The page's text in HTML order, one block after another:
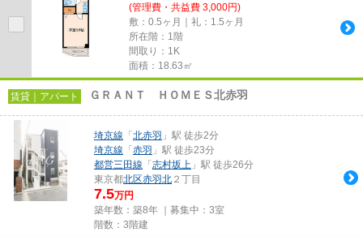
(管理費・共益費 3,000円)
敷：0.5ヶ月｜礼：1.5ヶ月
所在階：1階
間取り：1K
面積：18.63㎡
賃貸｜アパート ＧＲＡＮＴ ＨＯＭＥＳ北赤羽
埼京線 「 北赤羽 」駅 徒歩2分
埼京線 「 赤羽 」駅 徒歩23分
都営三田線 「 志村坂上 」駅 徒歩26分
東京都北区赤羽北 ２丁目
7.5万円
築年数：築8年 ｜募集中： 3室
階数：3階建